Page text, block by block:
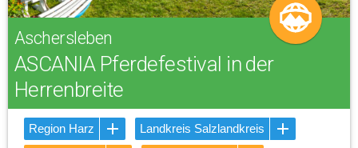
Aschersleben
ASCANIA Pferdefestival in der
Herrenbreite
Region Harz
Landkreis Salzlandkreis